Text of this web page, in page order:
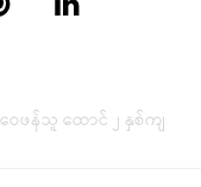
န်သူ ထောင် ၂ နှစ်ကျ